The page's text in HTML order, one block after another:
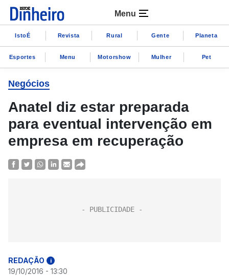
Menu
IstoÉ Revista Rural Gente Planeta
Esportes Menu Motorshow Mulher Pet
Negócios
Anatel diz estar preparada
para eventual intervenção em
empresa em recuperação
REDAÇÃO i
19/10/2016 - 13:30